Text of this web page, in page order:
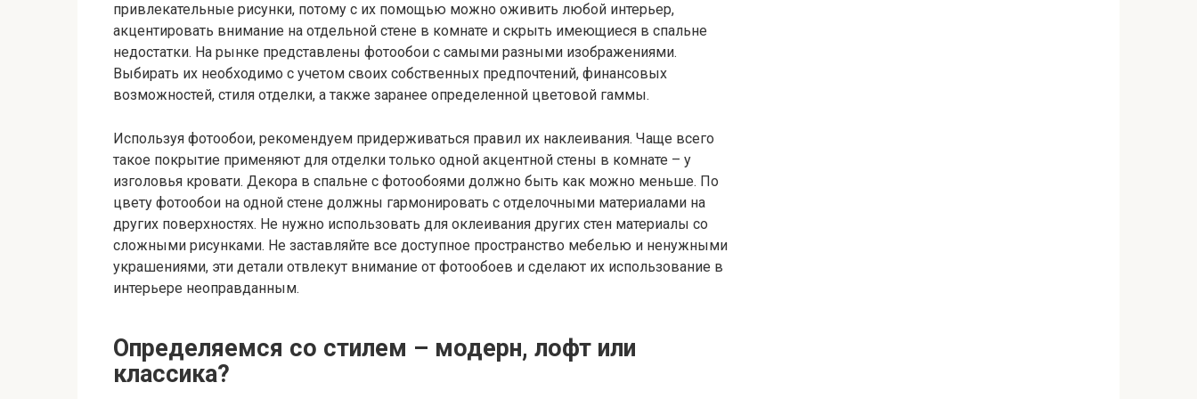
привлекательные рисунки, потому с их помощью можно оживить любой интерьер,
акцентировать внимание на отдельной стене в комнате и скрыть имеющиеся в спальне
недостатки. На рынке представлены фотообои с самыми разными изображениями.
Выбирать их необходимо с учетом своих собственных предпочтений, финансовых
возможностей, стиля отделки, а также заранее определенной цветовой гаммы.
Используя фотообои, рекомендуем придерживаться правил их наклеивания. Чаще всего
такое покрытие применяют для отделки только одной акцентной стены в комнате – у
изголовья кровати. Декора в спальне с фотообоями должно быть как можно меньше. По
цвету фотообои на одной стене должны гармонировать с отделочными материалами на
других поверхностях. Не нужно использовать для оклеивания других стен материалы со
сложными рисунками. Не заставляйте все доступное пространство мебелью и ненужными
украшениями, эти детали отвлекут внимание от фотообоев и сделают их использование в
интерьере неоправданным.
Определяемся со стилем – модерн, лофт или
классика?